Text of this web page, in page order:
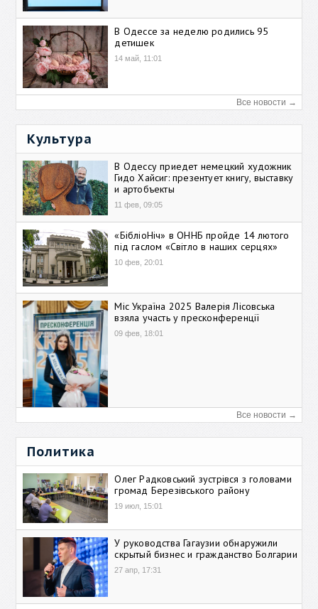
В Одессе за неделю родились 95
детишек
14 май, 11:01
Все новости →
Культура
В Одессу приедет немецкий художник
Гидо Хайсиг: презентует книгу, выставку
и артобъекты
11 фев, 09:05
«БібліоНіч» в ОННБ пройде 14 лютого
під гаслом «Світло в наших серцях»
10 фев, 20:01
Міс Україна 2025 Валерія Лісовська
взяла участь у пресконференції
09 фев, 18:01
Все новости →
Политика
Олег Радковський зустрівся з головами
громад Березівського району
19 июл, 15:01
У руководства Гагаузии обнаружили
скрытый бизнес и гражданство Болгарии
27 апр, 17:31